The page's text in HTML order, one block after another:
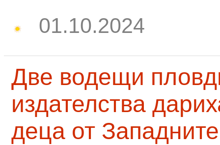
01.10.2024
Две водещи
издателства
деца от